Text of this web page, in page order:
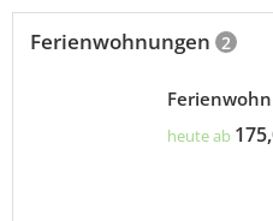
Ferienwohnungen 2
heute ab